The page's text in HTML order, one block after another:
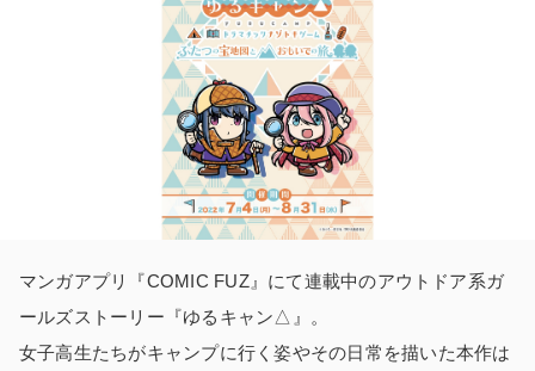
マンガアプリ『COMIC FUZ』にて連載中のアウトドア系ガ
ールズストーリー『ゆるキャン△』。
女子高生たちがキャンプに行く姿やその日常を描いた本作は